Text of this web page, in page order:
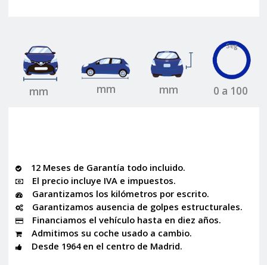
mm mm mm
Seg
0 a 100
12 Meses de Garantía todo incluido.
El precio incluye IVA e impuestos.
Garantizamos los kilómetros por escrito.
Garantizamos ausencia de golpes estructurales.
Financiamos el vehículo hasta en diez años.
Admitimos su coche usado a cambio.
Desde 1964 en el centro de Madrid.